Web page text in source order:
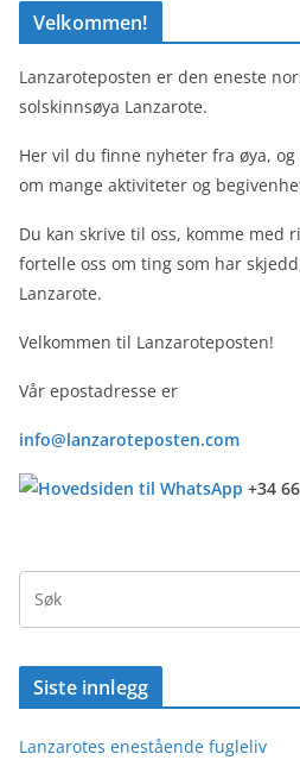
Velkommen!
Lanzaroteposten er den eneste
solskinnsøya Lanzarote.
Her vil du finne nyheter fra øya,
om mange aktiviteter og
Du kan skrive til oss, komme med
fortelle oss om ting som har
Lanzarote.
Velkommen til Lanzaroteposten!
Vår epostadresse er
info@lanzaroteposten.com
+34
Siste innlegg
Lanzarotes enestående fugleliv